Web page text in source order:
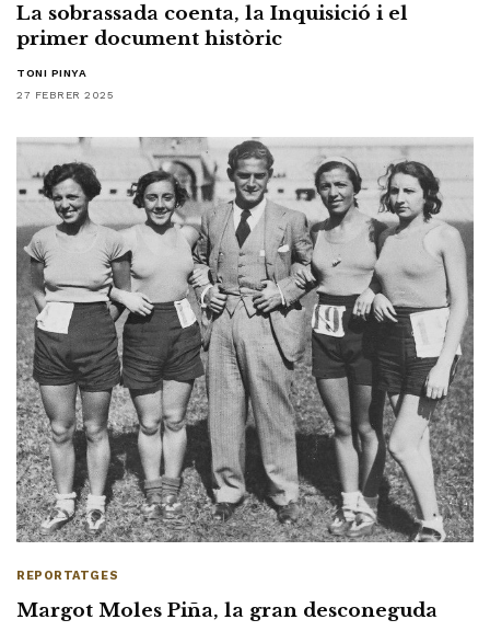
La sobrassada coenta, la Inquisició i el
primer document històric
TONI PINYA
27 FEBRER 2025
REPORTATGES
Margot Moles Piña, la gran desconeguda